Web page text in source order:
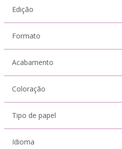
Edição
Formato
Acabamento
Coloração
Tipo de papel
Idioma